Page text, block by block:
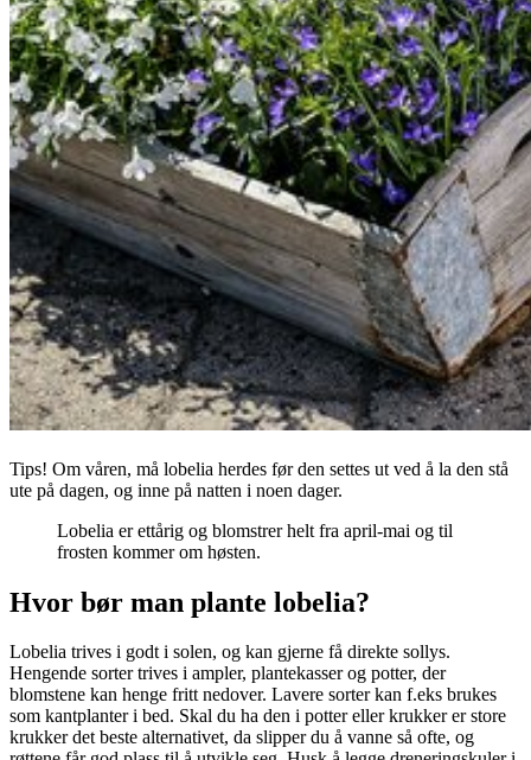
Tips! Om våren, må lobelia herdes før den settes ut ved å la den stå
ute på dagen, og inne på natten i noen dager.
Lobelia er ettårig og blomstrer helt fra april-mai og til
frosten kommer om høsten.
Hvor bør man plante lobelia?
Lobelia trives i godt i solen, og kan gjerne få direkte sollys.
Hengende sorter trives i ampler, plantekasser og potter, der
blomstene kan henge fritt nedover. Lavere sorter kan f.eks brukes
som kantplanter i bed. Skal du ha den i potter eller krukker er store
krukker det beste alternativet, da slipper du å vanne så ofte, og